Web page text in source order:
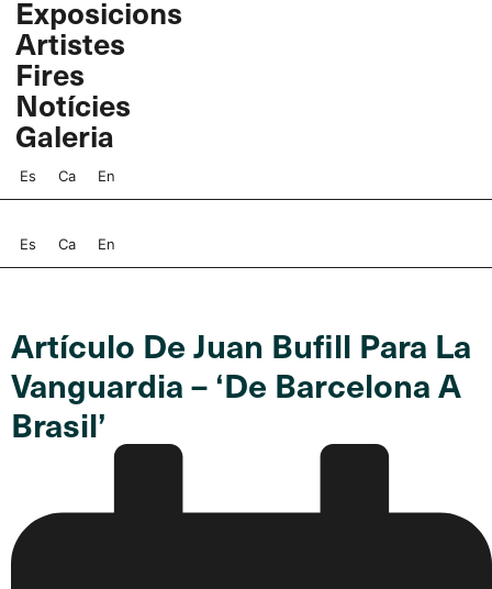
Vés
contingut
Exposicions
Artistes
Fires
Notícies
Galeria
Es Ca En
Es Ca En
Artículo De Juan Bufill Para La
Vanguardia – ‘De Barcelona A
Brasil’